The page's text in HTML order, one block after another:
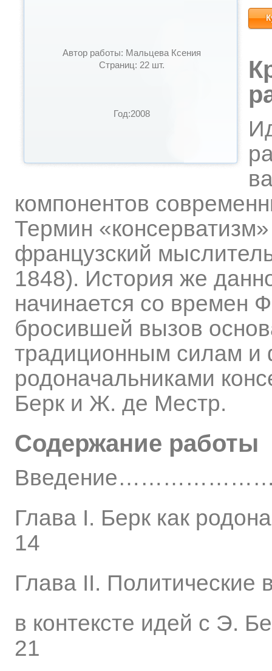
Автор работы: Мальцева Ксения
Страниц: 22 шт.
Год:2008
компонентов
Термин
французский
1848). История же
начинается со времен
бросившей вызов
традиционным силам и
родоначальниками
Берк и Ж. де Местр.
Содержание работы
Глава I. Берк как
14
Глава II.
в контексте идей
21